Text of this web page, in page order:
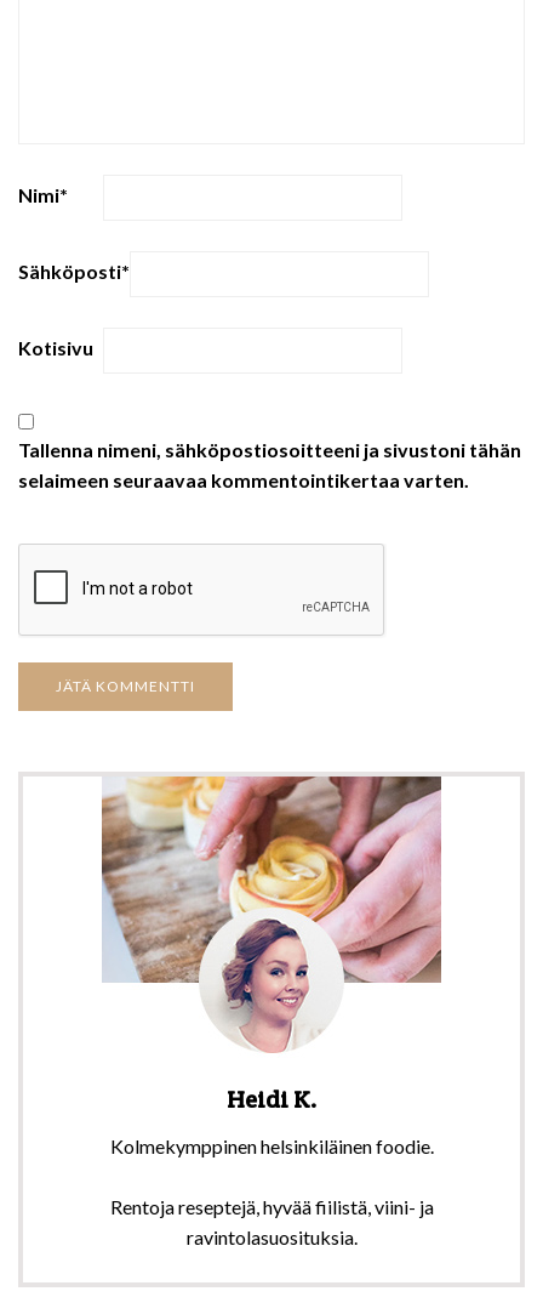
Nimi*
Sähköposti*
Kotisivu
Tallenna nimeni, sähköpostiosoitteeni ja sivustoni tähän
selaimeen seuraavaa kommentointikertaa varten.
Heidi K.
Kolmekymppinen helsinkiläinen foodie.
Rentoja reseptejä, hyvää fiilistä, viini- ja
ravintolasuosituksia.